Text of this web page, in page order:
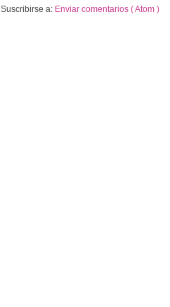
Suscribirse a: Enviar comentarios ( Atom )